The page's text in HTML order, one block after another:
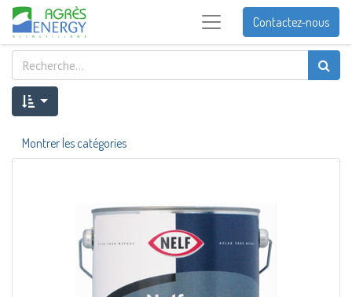
Contactez-nous
Montrer les catégories